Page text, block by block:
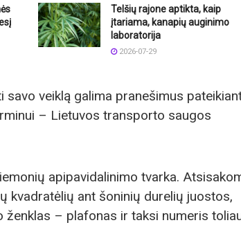
Telšių rajone aptikta, kaip
įtariama, kanapių auginimo
laboratorija
2026-07-29
veiklą galima pranešimus
– Lietuvos transporto saugos
apipavidalinimo tvarka.
kvadratėlių ant šoninių durelių juostos,
– plafonas ir taksi numeris